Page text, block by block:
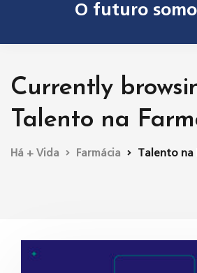
O futuro
Currently
Talento na
Há + Vida Farmácia Talento na